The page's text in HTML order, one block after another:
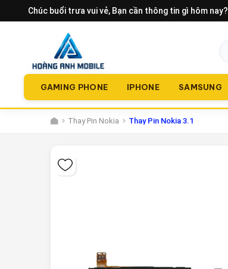
Chúc buổi trưa vui vẻ, Bạn cần thông tin gì hôm nay?
GAMING PHONE IPHONE SAMSUNG
Thay Pin Nokia Thay Pin Nokia 3.1